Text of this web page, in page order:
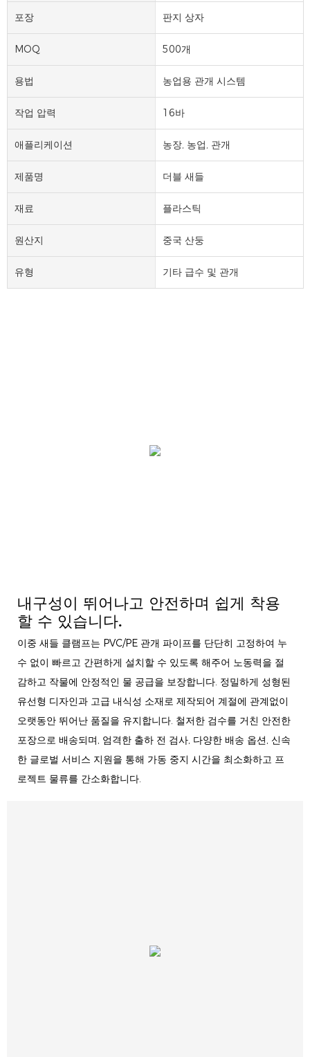
포장 판지 상자
MOQ 500개
용법 농업용 관개 시스템
작업 압력 16바
애플리케이션 농장, 농업, 관개
제품명 더블 새들
재료 플라스틱
원산지 중국 산둥
유형 기타 급수 및 관개
내구성이 뛰어나고 안전하며 쉽게 착용
할 수 있습니다.
이중 새들 클램프는 PVC/PE 관개 파이프를 단단히 고정하여 누
수 없이 빠르고 간편하게 설치할 수 있도록 해주어 노동력을 절
감하고 작물에 안정적인 물 공급을 보장합니다. 정밀하게 성형된
유선형 디자인과 고급 내식성 소재로 제작되어 계절에 관계없이
오랫동안 뛰어난 품질을 유지합니다. 철저한 검수를 거친 안전한
포장으로 배송되며, 엄격한 출하 전 검사, 다양한 배송 옵션, 신속
한 글로벌 서비스 지원을 통해 가동 중지 시간을 최소화하고 프
로젝트 물류를 간소화합니다.